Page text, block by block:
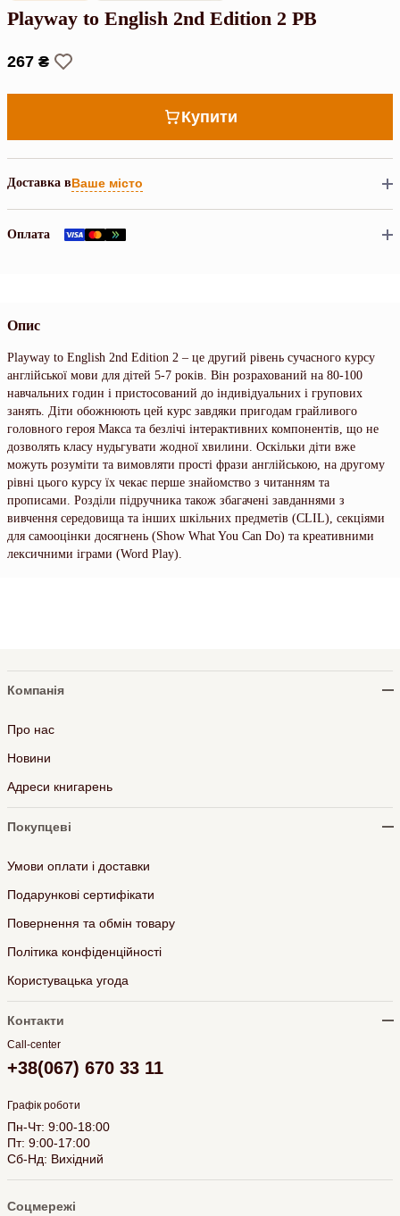
Playway to English 2nd Edition 2 PB
267 ₴
Купити
Доставка вВаше місто
Оплата
Опис
Playway to English 2nd Edition 2 – це другий рівень сучасного курсу
англійської мови для дітей 5-7 років. Він розрахований на 80-100
навчальних годин і пристосований до індивідуальних і групових
занять. Діти обожнюють цей курс завдяки пригодам грайливого
головного героя Макса та безлічі інтерактивних компонентів, що не
дозволять класу нудьгувати жодної хвилини. Оскільки діти вже
можуть розуміти та вимовляти прості фрази англійською, на другому
рівні цього курсу їх чекає перше знайомство з читанням та
прописами. Розділи підручника також збагачені завданнями з
вивчення середовища та інших шкільних предметів (CLIL), секціями
для самооцінки досягнень (Show What You Can Do) та креативними
лексичними іграми (Word Play).
Компанія
Про нас
Новини
Адреси книгарень
Покупцеві
Умови оплати і доставки
Подарункові сертифікати
Повернення та обмін товару
Політика конфіденційності
Користувацька угода
Контакти
Call-center
+38(067) 670 33 11
Графік роботи
Пн-Чт: 9:00-18:00
Пт: 9:00-17:00
Сб-Нд: Вихідний
Соцмережі